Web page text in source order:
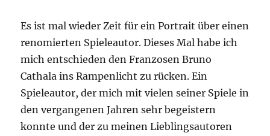
Es ist mal wieder Zeit für ein Portrait über einen
renomierten Spieleautor. Dieses Mal habe ich
mich entschieden den Franzosen Bruno
Cathala ins Rampenlicht zu rücken. Ein
Spieleautor, der mich mit vielen seiner Spiele in
den vergangenen Jahren sehr begeistern
konnte und der zu meinen Lieblingsautoren